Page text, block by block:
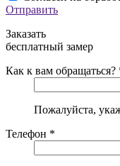
Отправить
Заказать
бесплатный замер
Как к вам обращаться?
Пожалуйста,
Телефон *